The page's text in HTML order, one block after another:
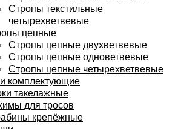
Стропы текстильные
четырехветвевые
цепные
Стропы цепные двухветвевые
Стропы цепные одноветвевые
Стропы цепные четырехветвевые
комплектующие
такелажные
для тросов
крепёжные